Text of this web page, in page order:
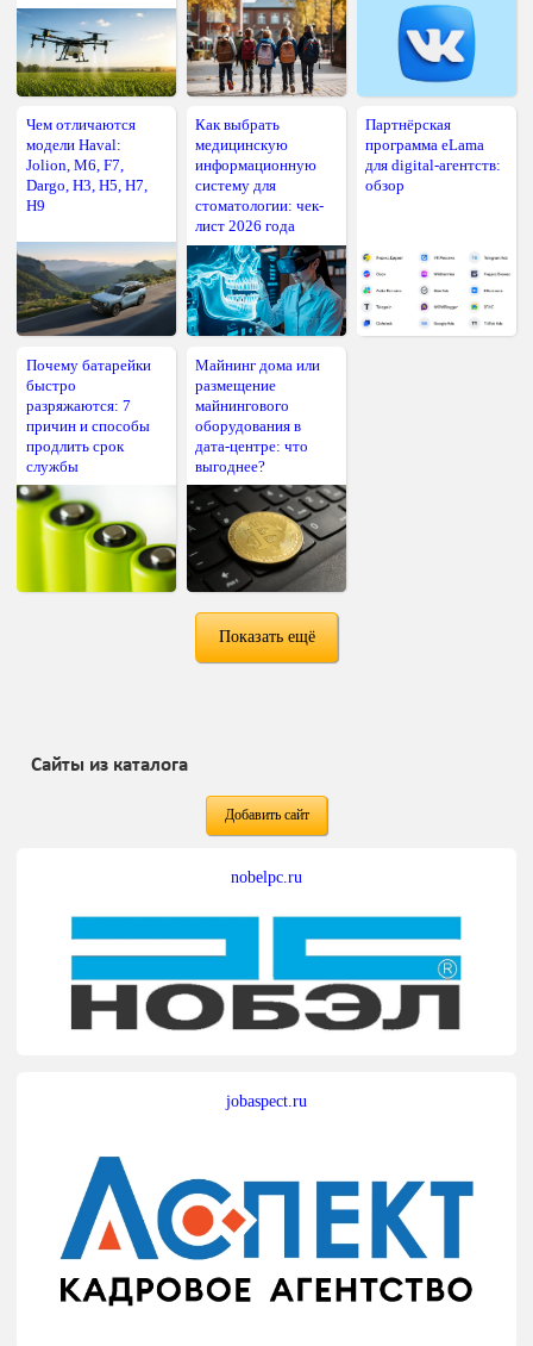
Чем отличаются
модели Haval:
Jolion, M6, F7,
Dargo, H3, H5, H7,
H9
Как выбрать
медицинскую
информационную
систему для
стоматологии: чек-
лист 2026 года
Партнёрская
программа eLama
для digital-агентств:
обзор
Почему батарейки
быстро
разряжаются: 7
причин и способы
продлить срок
службы
Майнинг дома или
размещение
майнингового
оборудования в
дата-центре: что
выгоднее?
Показать ещё
Сайты из каталога
Добавить сайт
nobelpc.ru
jobaspect.ru